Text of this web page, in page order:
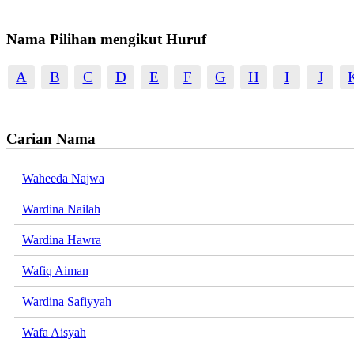
Nama Pilihan mengikut Huruf
A B C D E F G H I J
Carian Nama
Waheeda Najwa
Wardina Nailah
Wardina Hawra
Wafiq Aiman
Wardina Safiyyah
Wafa Aisyah